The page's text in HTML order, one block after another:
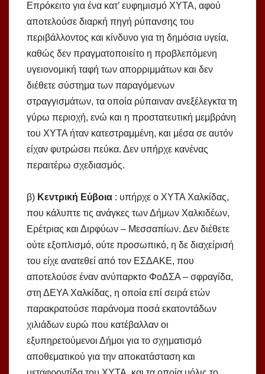
Επρόκειτο για ένα κατ’ ευφημισμό ΧΥΤΑ, αφού
αποτελούσε διαρκή πηγή ρύπανσης του
περιβάλλοντος και κίνδυνο για τη δημόσια υγεία,
καθώς δεν πραγματοποιείτο η προβλεπόμενη
υγειονομική ταφή των απορριμμάτων και δεν
διέθετε σύστημα των παραγόμενων
στραγγισμάτων, τα οποία ρύπαιναν ανεξέλεγκτα τη
γύρω περιοχή, ενώ και η προστατευτική μεμβράνη
του ΧΥΤΑ ήταν κατεστραμμένη, και μέσα σε αυτόν
είχαν φυτρώσει πεύκα. Δεν υπήρχε κανένας
περαιτέρω σχεδιασμός.
β) Κεντρική Εύβοια : υπήρχε ο ΧΥΤΑ Χαλκίδας,
που κάλυπτε τις ανάγκες των Δήμων Χαλκιδέων,
Ερέτριας και Διρφύων – Μεσσαπίων. Δεν διέθετε
ούτε εξοπλισμό, ούτε προσωπικό, η δε διαχείρισή
του είχε ανατεθεί από τον ΕΣΔΑΚΕ, που
αποτελούσε έναν ανύπαρκτο ΦοΔΣΑ – σφραγίδα,
στη ΔΕΥΑ Χαλκίδας, η οποία επί σειρά ετών
παρακρατούσε παράνομα ποσά εκατοντάδων
χιλιάδων ευρώ που κατέβαλλαν οι
εξυπηρετούμενοι Δήμοι για το σχηματισμό
αποθεματικού για την αποκατάσταση και